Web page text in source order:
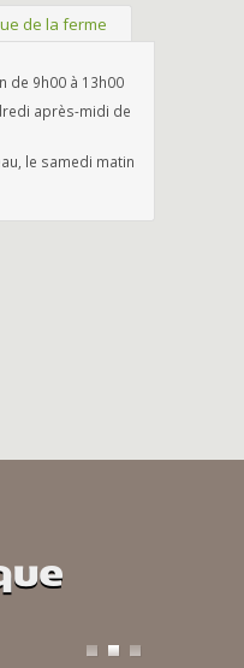
de la ferme
de 9h00 à 13h00
après-midi de
le samedi matin